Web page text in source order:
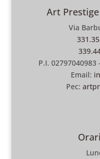
Art
Via
P.I. 02797040983
Email:
Pec: